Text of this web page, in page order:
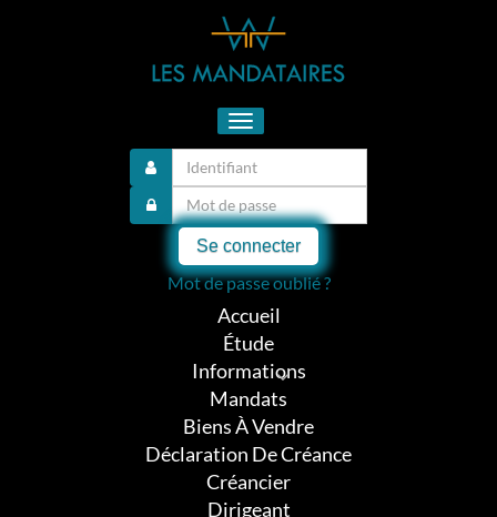
Toggle
navigation
Se connecter
Mot de passe oublié ?
Accueil
Étude
Informations
Mandats
Biens À Vendre
Déclaration De Créance
Créancier
Dirigeant